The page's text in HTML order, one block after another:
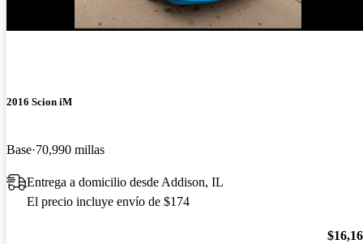
2016 Scion iM
Base 70,990 millas
Entrega a domicilio desde Addison, IL
El precio incluye envío de $174